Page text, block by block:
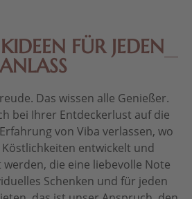
FÜR JEDEN
ANLASS
Das wissen alle Genießer.
bei Ihrer Entdeckerlust auf die
von Viba verlassen, wo
Köstlichkeiten entwickelt und
die eine liebevolle Note
Schenken und für jeden